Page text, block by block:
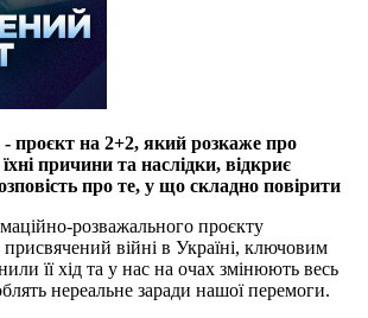
- проєкт на 2+2, який розкаже про
їхні причини та наслідки, відкриє
про те, у що складно повірити
розважального проєкту
присвячений війні в Україні, ключовим
її хід та у нас на очах змінюють весь
нереальне заради нашої перемоги.